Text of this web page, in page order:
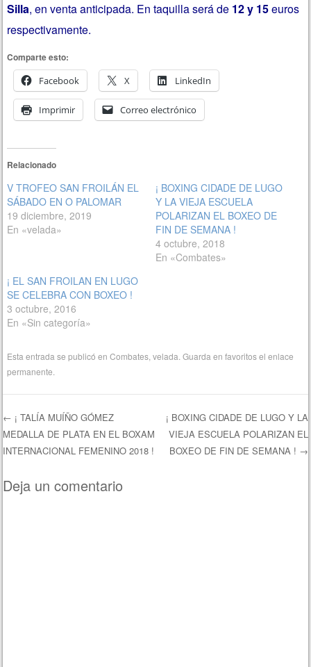
Silla, en venta anticipada. En taquilla será de 12 y 15euros
respectivamente.
Comparte esto:
Facebook
X LinkedIn
Imprimir Correo electrónico
Relacionado
V TROFEO SAN FROILÁN EL
SÁBADO EN O PALOMAR
19 diciembre, 2019
En «velada»
¡ BOXING CIDADE DE LUGO
Y LA VIEJA ESCUELA
POLARIZAN EL BOXEO DE
FIN DE SEMANA !
4 octubre, 2018
En «Combates»
¡ EL SAN FROILAN EN LUGO
SE CELEBRA CON BOXEO !
3 octubre, 2016
En «Sin categoría»
Esta entrada se publicó enCombates ,velada . Guarda en favoritos elenlace
permanente
Navegación de entradas
← ¡ TALÍA MUÍÑO GÓMEZ
MEDALLA DE PLATA EN EL BOXAM
INTERNACIONAL FEMENINO 2018 !
¡ BOXING CIDADE DE LUGO Y LA
VIEJA ESCUELA POLARIZAN EL
BOXEO DE FIN DE SEMANA ! →
Deja un comentario